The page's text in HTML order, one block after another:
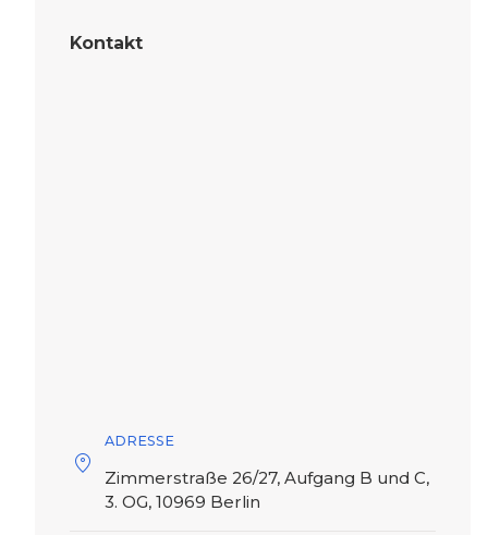
Kontakt
ADRESSE
Zimmerstraße 26/27, Aufgang B und C,
3. OG, 10969 Berlin